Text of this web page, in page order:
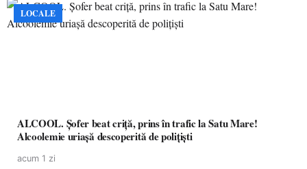
LOCALE
ALCOOL. Șofer beat criță, prins în trafic la Satu Mare!
Alcoolemie uriașă descoperită de polițiști
acum 1 zi